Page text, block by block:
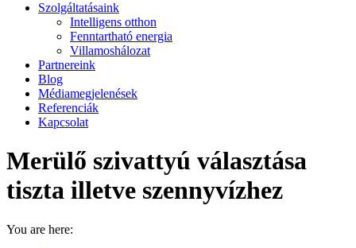
Szolgáltatásaink
Intelligens otthon
Fenntartható energia
Villamoshálozat
Partnereink
Blog
Médiamegjelenések
Referenciák
Kapcsolat
Merülő szivattyú választása
tiszta illetve szennyvízhez
You are here: